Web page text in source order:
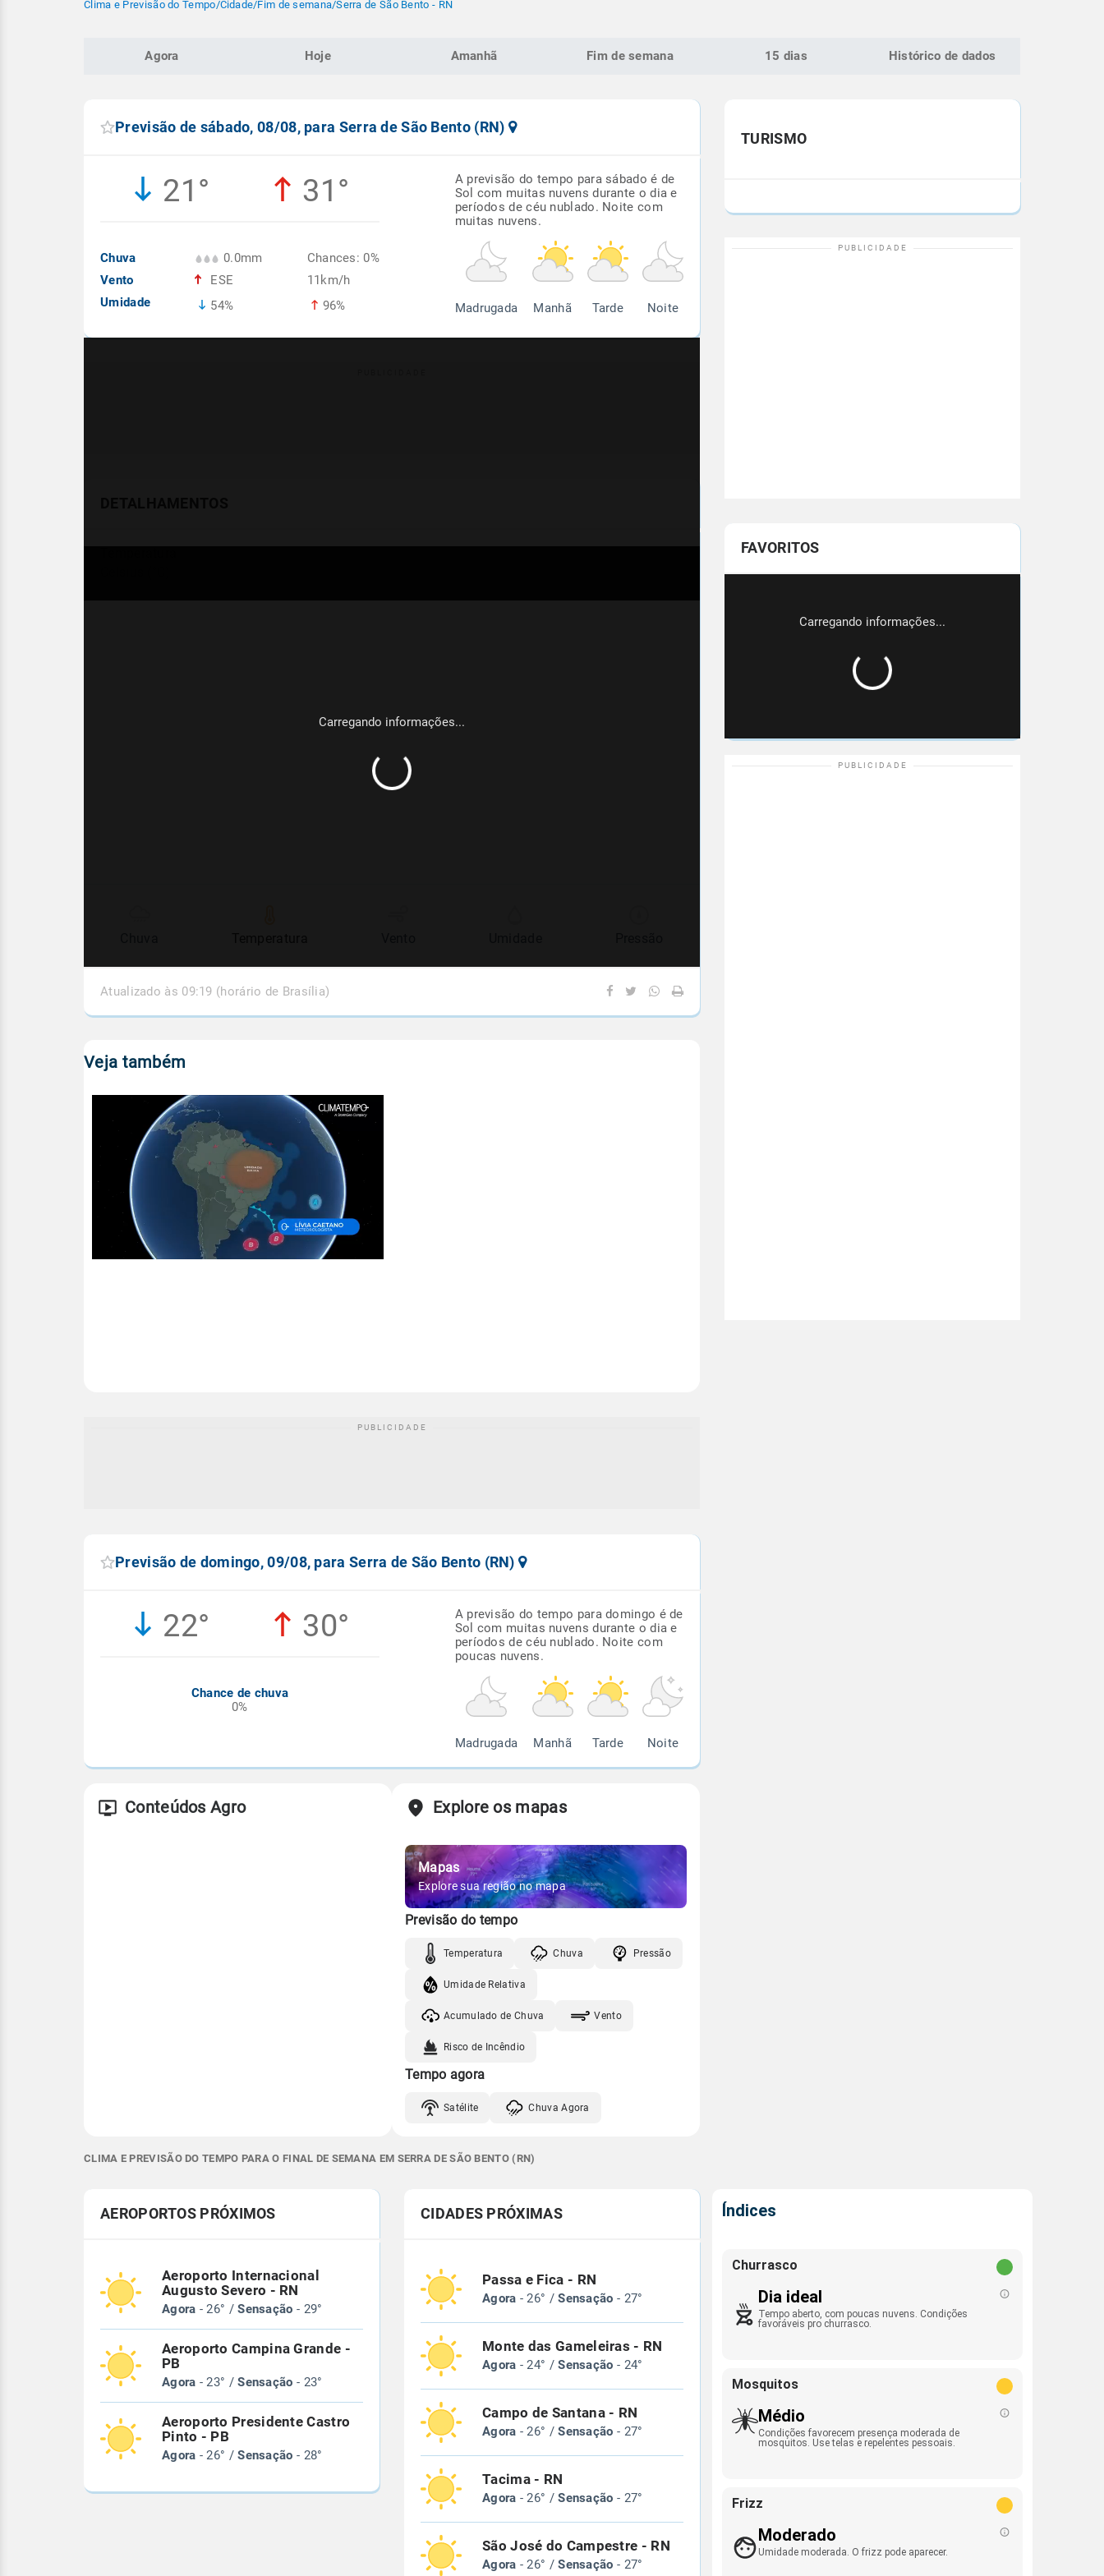
Clima e Previsão do Tempo/Cidade/Fim de semana/Serra de São Bento - RN
Agora Hoje Amanhã Fim de semana 15 dias Histórico de dados
Previsão de sábado, 08/08, para Serra de São Bento (RN)
21° 31°
Chuva
Vento
Umidade
0.0mm
ESE
54%
Chances: 0%
11km/h
96%
A previsão do tempo para sábado é de
Sol com muitas nuvens durante o dia e
períodos de céu nublado. Noite com
muitas nuvens.
Madrugada Manhã Tarde Noite
Atualizado às 09:19 (horário de Brasília)
Veja também
Previsão de domingo, 09/08, para Serra de São Bento (RN)
22° 30°
Chance de chuva
0%
A previsão do tempo para domingo é de
Sol com muitas nuvens durante o dia e
períodos de céu nublado. Noite com
poucas nuvens.
Madrugada Manhã Tarde Noite
Conteúdos Agro Explore os mapas
Mapas
Explore sua região no mapa
Previsão do tempo
Temperatura Chuva Pressão
Umidade Relativa
Acumulado de Chuva Vento
Risco de Incêndio
Tempo agora
Satélite Chuva Agora
TURISMO
FAVORITOS
CLIMA E PREVISÃO DO TEMPO PARA O FINAL DE SEMANA EM SERRA DE SÃO BENTO (RN)
AEROPORTOS PRÓXIMOS
Aeroporto Internacional
Augusto Severo - RN
Agora - 26° /Sensação - 29°
Aeroporto Campina Grande -
PB
Agora - 23° /Sensação - 23°
Aeroporto Presidente Castro
Pinto - PB
Agora - 26° /Sensação - 28°
CIDADES PRÓXIMAS
Passa e Fica - RN
Agora - 26° /Sensação - 27°
Monte das Gameleiras - RN
Agora - 24° /Sensação - 24°
Campo de Santana - RN
Agora - 26° /Sensação - 27°
Tacima - RN
Agora - 26° /Sensação - 27°
São José do Campestre - RN
Agora - 26° /Sensação - 27°
Índices
Churrasco
Dia ideal
Tempo aberto, com poucas nuvens. Condições
favoráveis pro churrasco.
Mosquitos
Médio
Condições favorecem presença moderada de
mosquitos. Use telas e repelentes pessoais.
Frizz
Moderado
Umidade moderada. O frizz pode aparecer.